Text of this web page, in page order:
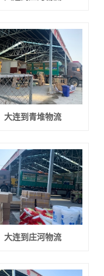
大连到青堆物流
大连到庄河物流